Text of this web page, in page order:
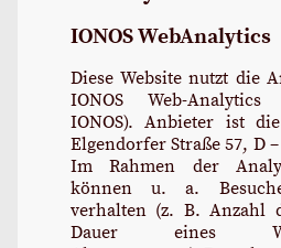
IONOS WebAnalytics
Diese Website nutzt die
IONOS Web-
IONOS). Anbieter ist
Elgendorfer Straße 57, D
Im Rahmen der
können u. a.
verhalten (z. B. Anzahl
Dauer eines